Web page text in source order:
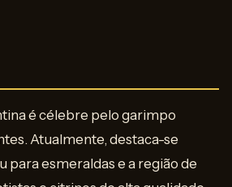
é célebre pelo garimpo
Atualmente, destaca-se
para esmeraldas e a região de